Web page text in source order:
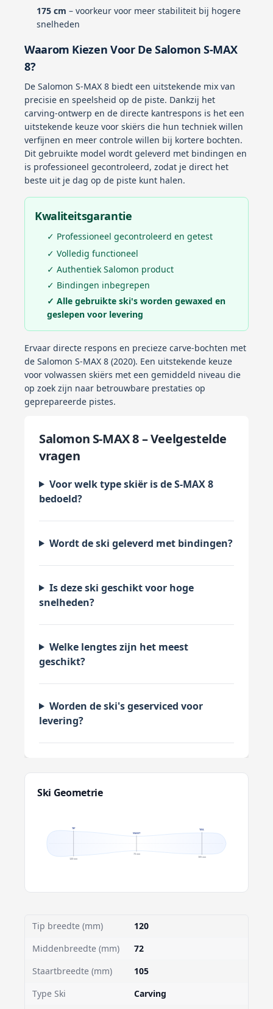
175 cm – voorkeur voor meer stabiliteit bij hogere
snelheden
Waarom Kiezen Voor De Salomon S-MAX
8?
De Salomon S-MAX 8 biedt een uitstekende mix van
precisie en speelsheid op de piste. Dankzij het
carving-ontwerp en de directe kantrespons is het een
uitstekende keuze voor skiërs die hun techniek willen
verfijnen en meer controle willen bij kortere bochten.
Dit gebruikte model wordt geleverd met bindingen en
is professioneel gecontroleerd, zodat je direct het
beste uit je dag op de piste kunt halen.
Kwaliteitsgarantie
✓ Professioneel gecontroleerd en getest
✓ Volledig functioneel
✓ Authentiek Salomon product
✓ Bindingen inbegrepen
✓ Alle gebruikte ski's worden gewaxed en
geslepen voor levering
Ervaar directe respons en precieze carve-bochten met
de Salomon S-MAX 8 (2020). Een uitstekende keuze
voor volwassen skiërs met een gemiddeld niveau die
op zoek zijn naar betrouwbare prestaties op
geprepareerde pistes.
Salomon S-MAX 8 – Veelgestelde
vragen
Voor welk type skiër is de S-MAX 8
bedoeld?
Wordt de ski geleverd met bindingen?
Is deze ski geschikt voor hoge
snelheden?
Welke lengtes zijn het meest
geschikt?
Worden de ski's geserviced voor
levering?
Ski Geometrie
TIP
120 mm
WAIST
72 mm
TAIL
105 mm
Tip breedte (mm)
120
Middenbreedte (mm)
72
Staartbreedte (mm)
105
Type Ski
Carving